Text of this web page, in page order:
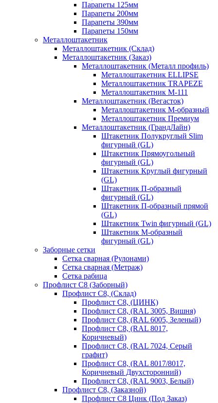
Парапеты 125мм
Парапеты 200мм
Парапеты 390мм
Парапеты 150мм
Металлоштакетник
Металлоштакетник (Склад)
Металлоштакетник (Заказ)
Металлоштакетник (Металл профиль)
Металлоштакетник ELLIPSE
Металлоштакетник TRAPEZE
Металлоштакетник М-111
Металлоштакетник (Вегасток)
Металлоштакетник М-образный
Металлоштакетник Премиум
Металлоштакетник (ГрандЛайн)
Штакетник Полукруглый Slim
фигурный (GL)
Штакетник Прямоугольный
фигурный (GL)
Штакетник Круглый фигурный
(GL)
Штакетник П-образный
фигурный (GL)
Штакетник П-образный прямой
(GL)
Штакетник Twin фигурный (GL)
Штакетник М-образный
фигурный (GL)
Заборные сетки
Сетка сварная (Рулонами)
Сетка сварная (Метраж)
Сетка рабица
Профлист С8 (Заборный)
Профлист С8, (Склад)
Профлист С8, (ЦИНК)
Профлист С8, (RAL 3005, Вишня)
Профлист С8, (RAL 6005, Зеленый)
Профлист С8, (RAL 8017,
Коричневый)
Профлист С8, (RAL 7024, Серый
графит)
Профлист С8, (RAL 8017/8017,
Коричневый Двухсторонний)
Профлист С8, (RAL 9003, Белый)
Профлист С8, (Заказной)
Профлист С8 Цинк (Под Заказ)